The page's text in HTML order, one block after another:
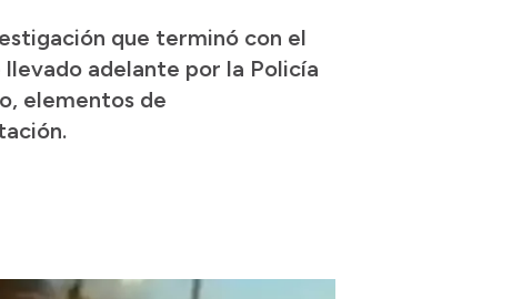
que terminó con el
adelante por la Policía
elementos de